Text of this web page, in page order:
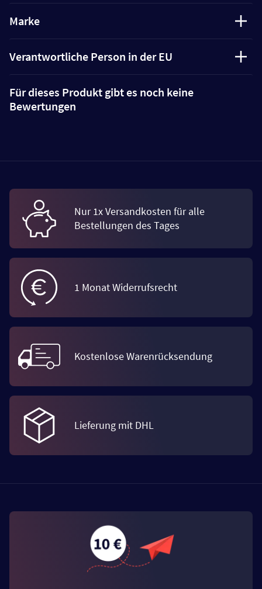
Marke
Verantwortliche Person in der EU
Für dieses Produkt gibt es noch keine
Bewertungen
Nur 1x Versandkosten für alle
Bestellungen des Tages
1 Monat Widerrufsrecht
Kostenlose Warenrücksendung
Lieferung mit DHL